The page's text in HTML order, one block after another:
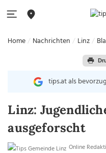
Home Nachrichten Linz
tips.at als
Linz:
ausgeforscht
Online